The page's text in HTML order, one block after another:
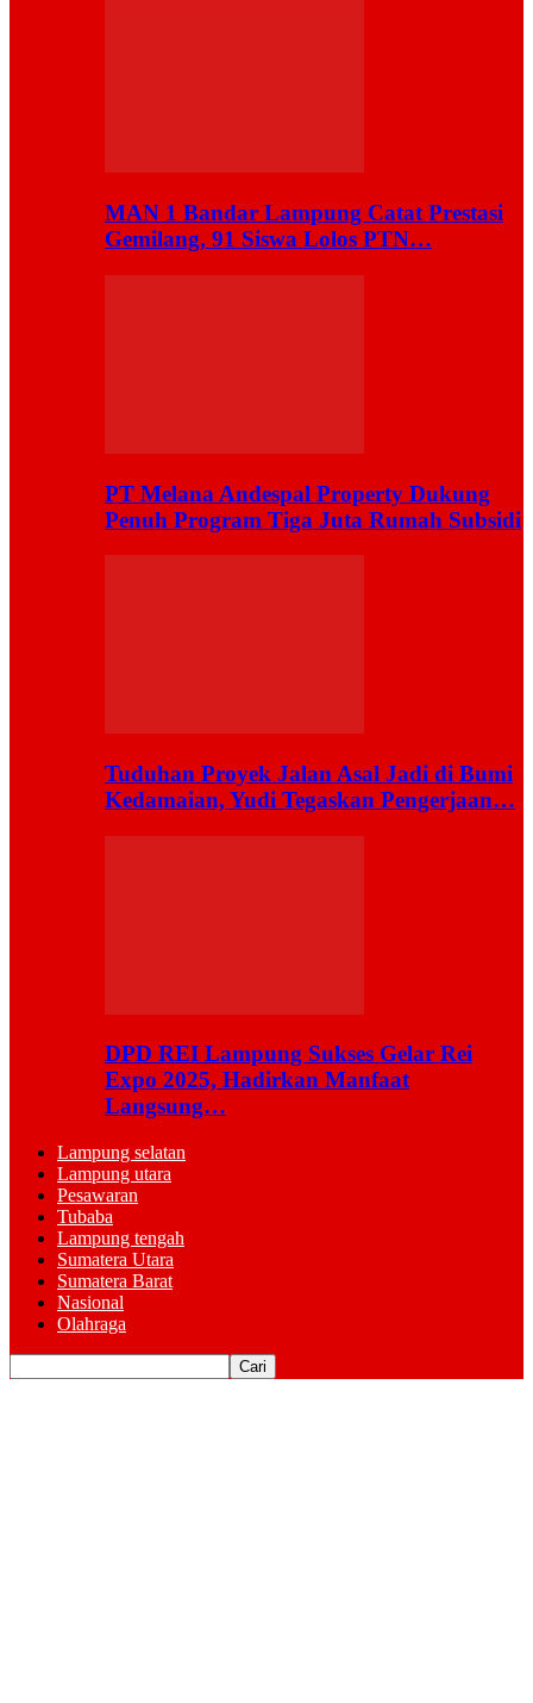
MAN 1 Bandar Lampung Catat Prestasi
Gemilang, 91 Siswa Lolos PTN…
PT Melana Andespal Property Dukung
Penuh Program Tiga Juta Rumah Subsidi
Tuduhan Proyek Jalan Asal Jadi di Bumi
Kedamaian, Yudi Tegaskan Pengerjaan…
DPD REI Lampung Sukses Gelar Rei
Expo 2025, Hadirkan Manfaat
Langsung…
Lampung selatan
Lampung utara
Pesawaran
Tubaba
Lampung tengah
Sumatera Utara
Sumatera Barat
Nasional
Olahraga